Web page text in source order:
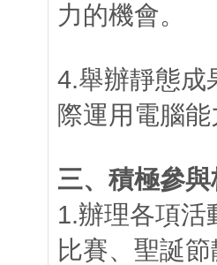
力的機會。
4.舉辦靜態成
際運用電腦
三、 積極參
1.辦理各項活
比賽、聖誕